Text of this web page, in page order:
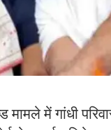
में गांधी